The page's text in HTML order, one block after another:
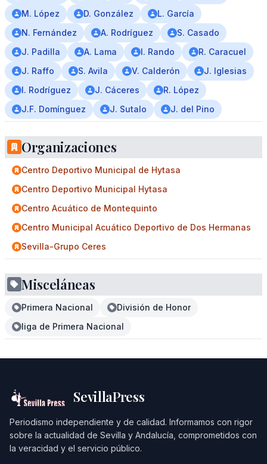
M. López
D. González
L. García
N. Fernández
A. Rodríguez
S. Casado
J. Padilla
A. Lama I. Rando
R. Caracuel
J. Raffo
S. Avila V. Calderón
J. Iglesias
I. Rodríguez
J. Cáceres
R. López
J.F. Domínguez
J. Sutalo J. del Pino
Organizaciones
Centro Deportivo Municipal de Hytasa
Centro Deportivo Municipal Hytasa
Centro Acuático de Montequinto
Centro Municipal Acuático Deportivo de Dos Hermanas
Sevilla-Grupo Ceres
Misceláneas
Primera Nacional
División de Honor
liga de Primera Nacional
SevillaPress
Periodismo independiente y de calidad. Informamos con rigor
sobre la actualidad de Sevilla y Andalucía, comprometidos con
la veracidad y el servicio público.